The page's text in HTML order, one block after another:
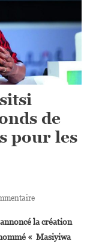
de
pour les
Sur
Strive
Et
la création
« Masiyiwa